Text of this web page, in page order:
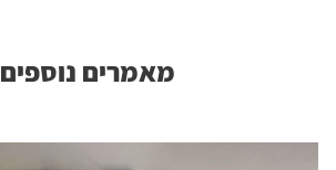
מאמרים נוספים